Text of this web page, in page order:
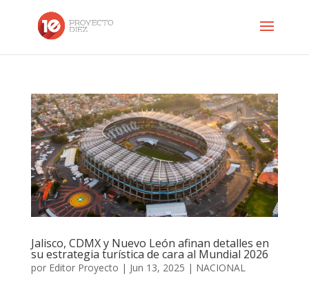
Jalisco, CDMX y Nuevo León afinan detalles en
su estrategia turística de cara al Mundial 2026
por Editor Proyecto | Jun 13, 2025 | NACIONAL